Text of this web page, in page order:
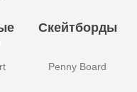
Скейтборды
Penny Board